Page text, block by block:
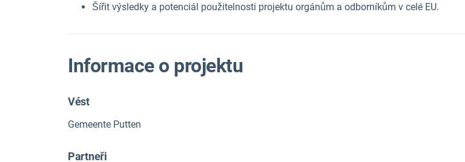
Šířit výsledky a potenciál použitelnosti projektu orgánům a odborníkům v celé EU.
Informace o projektu
Vést
Gemeente Putten
Partneři